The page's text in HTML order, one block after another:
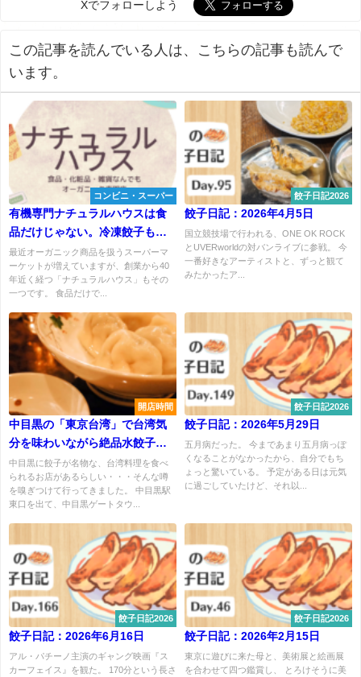
Xでフォローしよう
この記事を読んでいる人は、こちらの記事も読んで
います。
コンビニ・スーパー
有機専門ナチュラルハウスは食
品だけじゃない。冷凍餃子も美
味！
最近オーガニック商品を扱うスーパーマ
ーケットが増えていますが、創業から40
年近く経つ「ナチュラルハウス」もその
一つです。 食品だけで...
餃子日記2026
餃子日記：2026年4月5日
国立競技場で行われる、ONE OK ROCK
とUVERworldの対バンライブに参戦。 今
一番好きなアーティストと、ずっと観て
みたかったア...
開店時間
中目黒の「東京台湾」で台湾気
分を味わいながら絶品水餃子を
食べよう
中目黒に餃子が名物な、台湾料理を食べ
られるお店があるらしい・・・そんな噂
を嗅ぎつけて行ってきました。 中目黒駅
東口を出て、中目黒ゲートタウ...
餃子日記2026
餃子日記：2026年5月29日
五月病だった。 今まであまり五月病っぽ
くなることがなかったから、自分でもち
ょっと驚いている。 予定がある日は元気
に過ごしていたけど、それ以...
餃子日記2026
餃子日記：2026年6月16日
アル・パチーノ主演のギャング映画『ス
カーフェイス』を観た。 170分という長さ
餃子日記2026
餃子日記：2026年2月15日
東京に遊びに来た母と、美術展と絵画展
を合わせて四つ鑑賞し、 とろけそうに美